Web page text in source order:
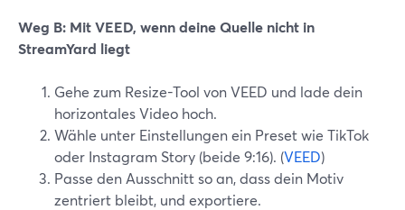
Weg B: Mit VEED, wenn deine Quelle nicht in
StreamYard liegt
Gehe zum Resize-Tool von VEED und lade dein
horizontales Video hoch.
Wähle unter Einstellungen ein Preset wie TikTok
oder Instagram Story (beide 9:16). (VEED)
Passe den Ausschnitt so an, dass dein Motiv
zentriert bleibt, und exportiere.